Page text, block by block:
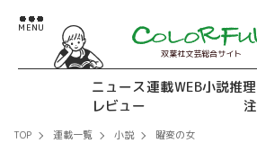
双葉社文芸総合サイト
ニュース連載WEB小説推理
レビュー
TOP 連載一覧 小説 曜変の女